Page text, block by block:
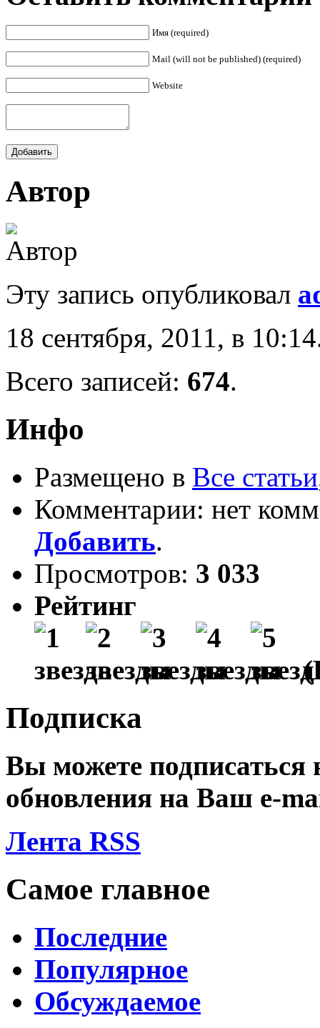
Имя (required)
Mail (will not be published) (required)
Website
Автор
Эту запись опубликовал
18 сентября, 2011, в
Всего записей: 674.
Инфо
Размещено в Все статьи
Комментарии: нет
Добавить.
Просмотров: 3 033
Рейтинг
Подписка
Вы можете подписаться
обновления на Ваш e-
Лента RSS
Самое главное
Последние
Популярное
Обсуждаемое